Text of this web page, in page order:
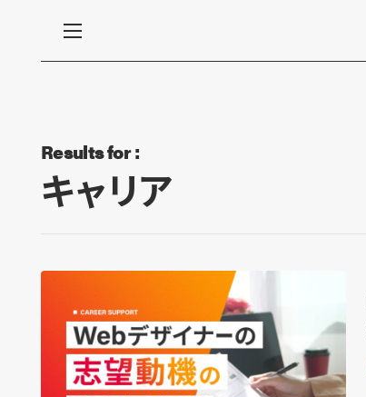
Results for :
キャリア